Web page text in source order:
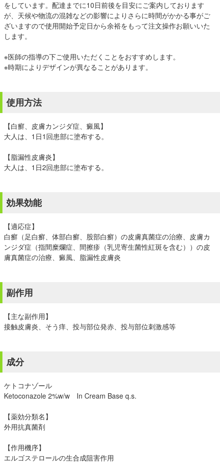
をしています。配達までに10日前後を目安にご案内しております
が、天候や物流の混雑などの影響によりさらに時間がかかる事がご
ざいますので使用開始予定日から余裕をもって注文操作お願いいた
します。
※医師の指導の下ご使用いただくことをおすすめします。
※時期によりデザインが異なることがあります。
使用方法
【白癬、皮膚カンジダ症、癜風】
大人は、1日1回患部に塗布する。
【脂漏性皮膚炎】
大人は、1日2回患部に塗布する。
効果効能
【適応症】
白癬（足白癬、体部白癬、股部白癬）の皮膚真菌症の治療、皮膚カ
ンジダ症（指間糜爛症、間擦疹（乳児寄生菌性紅斑を含む））の皮
膚真菌症の治療、癜風、脂漏性皮膚炎
副作用
【主な副作用】
接触皮膚炎、そう痒、投与部位発赤、投与部位刺激感等
成分
ケトコナゾール
Ketoconazole 2%w/w In Cream Base q.s.
【薬効分類名】
外用抗真菌剤
【作用機序】
エルゴステロールの生合成阻害作用